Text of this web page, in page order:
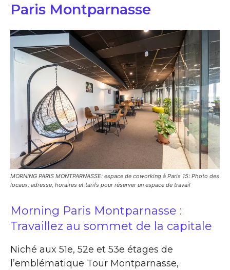
Paris Montparnasse
MORNING PARIS MONTPARNASSE: espace de coworking à Paris 15: Photo des
locaux, adresse, horaires et tarifs pour réserver un espace de travail
Morning Paris Montparnasse :
Travaillez au sommet de la capitale
Niché aux 51e, 52e et 53e étages de
l’emblématique Tour Montparnasse,